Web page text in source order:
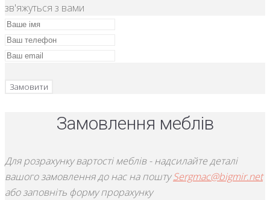
зв'яжуться з вами
Замовити
Замовлення меблів
Для розрахунку вартості меблів - надсилайте деталі
вашого замовлення до нас на поштуSergmac@bigmir.net
або заповніть форму прорахунку